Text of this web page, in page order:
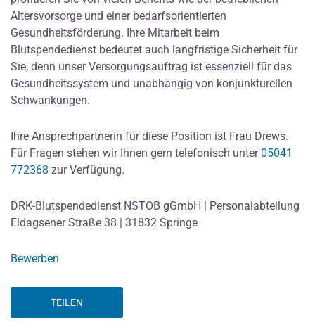
Altersvorsorge und einer bedarfsorientierten
Gesundheitsförderung. Ihre Mitarbeit beim
Blutspendedienst bedeutet auch langfristige Sicherheit für
Sie, denn unser Versorgungsauftrag ist essenziell für das
Gesundheitssystem und unabhängig von konjunkturellen
Schwankungen.
Ihre Ansprechpartnerin für diese Position ist Frau Drews.
Für Fragen stehen wir Ihnen gern telefonisch unter05041
772368 zur Verfügung.
DRK-Blutspendedienst NSTOB gGmbH | Personalabteilung
Eldagsener Straße 38 | 31832 Springe
Bewerben
TEILEN